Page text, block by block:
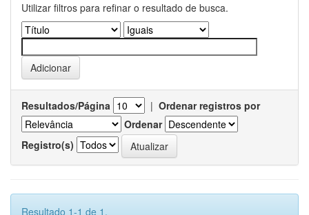
Utilizar filtros para refinar o resultado de busca.
Resultados/Página | Ordenar registros por
Ordenar
Registro(s)
Resultado 1-1 de 1.